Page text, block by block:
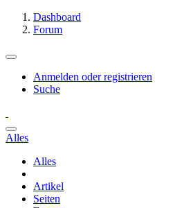
Dashboard
Forum
Anmelden oder registrieren
Suche
Alles
Alles
Artikel
Seiten